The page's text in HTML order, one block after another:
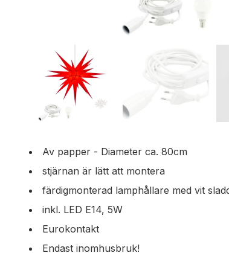
Av papper - Diameter ca. 80cm
stjärnan är lätt att montera
färdigmonterad lamphållare med vit
inkl. LED E14, 5W
Eurokontakt
Endast inomhusbruk!